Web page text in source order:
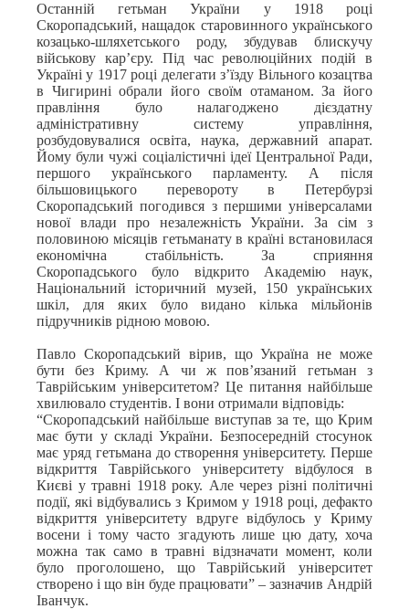
Останній гетьман України у 1918 році
Скоропадський, нащадок старовинного українського
козацько-шляхетського роду, збудував блискучу
військову кар’єру. Під час революційних подій в
Україні у 1917 році делегати з’їзду Вільного козацтва
в Чигирині обрали його своїм отаманом. За його
правління було налагоджено дієздатну
адміністративну систему управління,
розбудовувалися освіта, наука, державний апарат.
Йому були чужі соціалістичні ідеї Центральної Ради,
першого українського парламенту. А після
більшовицького перевороту в Петербурзі
Скоропадський погодився з першими універсалами
нової влади про незалежність України. За сім з
половиною місяців гетьманату в країні встановилася
економічна стабільність. За сприяння
Скоропадського було відкрито Академію наук,
Національний історичний музей, 150 українських
шкіл, для яких було видано кілька мільйонів
підручників рідною мовою.
Павло Скоропадський вірив, що Україна не може
бути без Криму. А чи ж пов’язаний гетьман з
Таврійським університетом? Це питання найбільше
хвилювало студентів. І вони отримали відповідь:
“Скоропадський найбільше виступав за те, що Крим
має бути у складі України. Безпосередній стосунок
має уряд гетьмана до створення університету. Перше
відкриття Таврійського університету відбулося в
Києві у травні 1918 року. Але через різні політичні
події, які відбувались з Кримом у 1918 році, дефакто
відкриття університету вдруге відбулось у Криму
восени і тому часто згадують лише цю дату, хоча
можна так само в травні відзначати момент, коли
було проголошено, що Таврійський університет
створено і що він буде працювати” – зазначив Андрій
Іванчук.